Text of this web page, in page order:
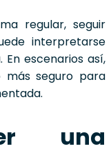
regular, seguir
interpretarse
escenarios así,
seguro para
una